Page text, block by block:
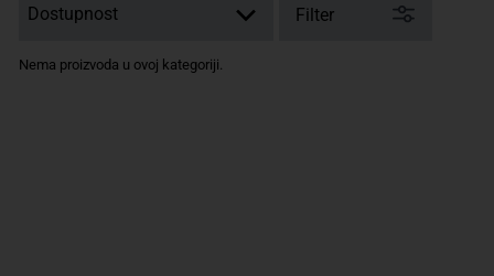
Filter
Nema proizvoda u ovoj kategoriji.